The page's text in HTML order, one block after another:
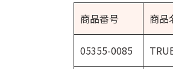
商品番号 商品
05355-0085